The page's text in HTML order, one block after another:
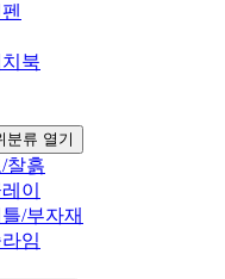
북
분류 열기
찰흙
이
/부자재
임